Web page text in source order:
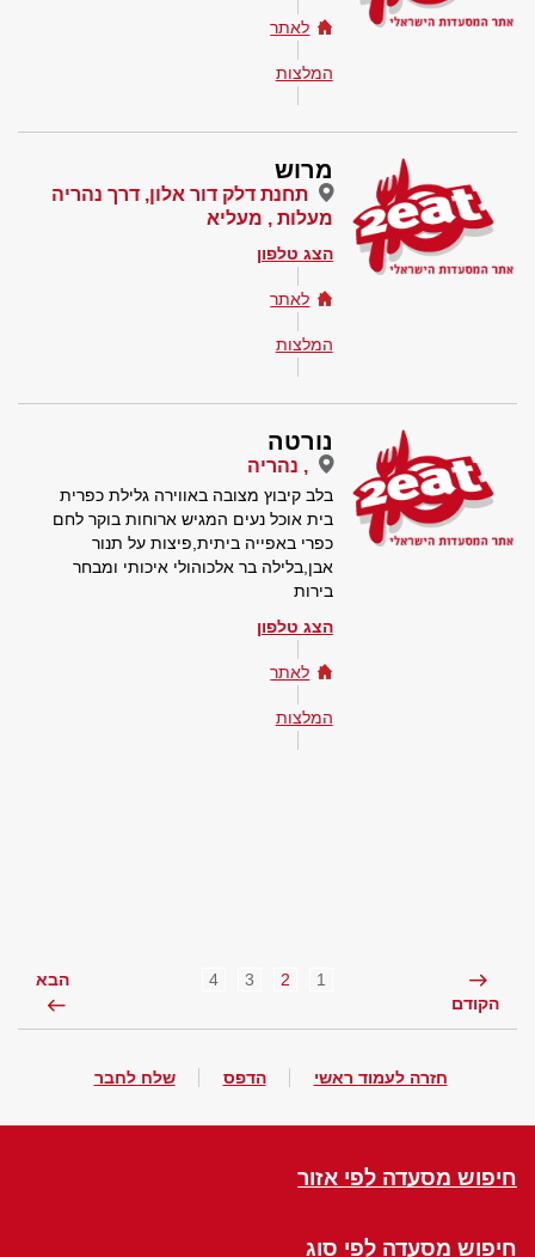
לאתר
המלצות
מרוש
תחנת דלק דור אלון, דרך נהריה
מעלות , מעליא
הצג טלפון
לאתר
המלצות
נורטה
, נהריה
בלב קיבוץ מצובה באווירה גלילת כפרית
בית אוכל נעים המגיש ארוחות בוקר לחם
כפרי באפייה ביתית,פיצות על תנור
אבן,בלילה בר אלכוהולי איכותי ומבחר
בירות
הצג טלפון
לאתר
המלצות
הקודם
1
2
3
4 הבא
חזרה לעמוד ראשי הדפס שלח לחבר
חיפוש מסעדה לפי אזור
חיפוש מסעדה לפי סוג